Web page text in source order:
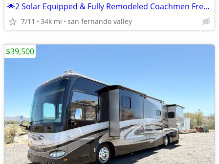
🌟2 Solar Equipped & Fully Remodeled Coachmen Freelander 2600SO Rvs🌟
7/11 34k mi san fernando valley
$39,500